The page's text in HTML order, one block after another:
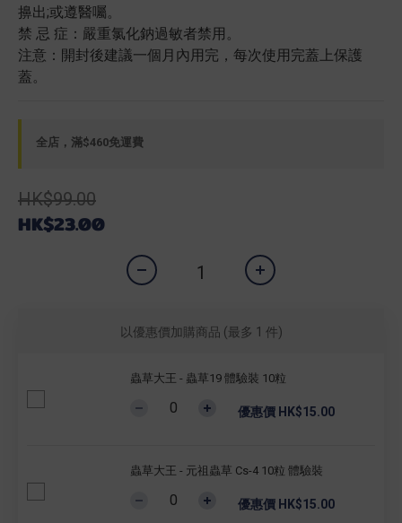
擤出;或遵醫囑。
禁 忌 症：嚴重氯化鈉過敏者禁用。
注意：開封後建議一個月內用完，每次使用完蓋上保護
蓋。
全店，滿$460免運費
HK$99.00
HK$23.00
以優惠價加購商品 (最多 1 件)
蟲草大王 - 蟲草19 體驗裝 10粒
優惠價 HK$15.00
蟲草大王 - 元祖蟲草 Cs-4 10粒 體驗裝
優惠價 HK$15.00